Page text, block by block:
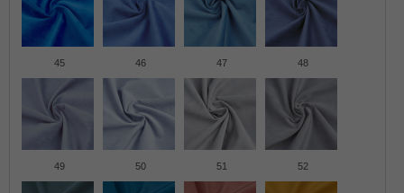
45 46 47 48
49 50 51 52